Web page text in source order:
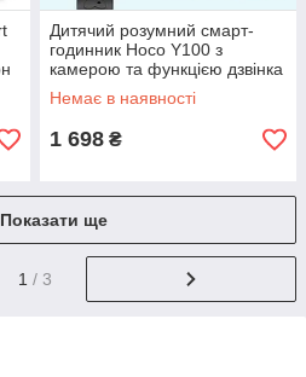
Дитячий розумний смарт-
годинник Hoco Y100 з
камерою та функцією дзвінка
Розумний годинник з GPS,
чорний
Немає в наявності
1 698 ₴
Показати ще
1 / 3